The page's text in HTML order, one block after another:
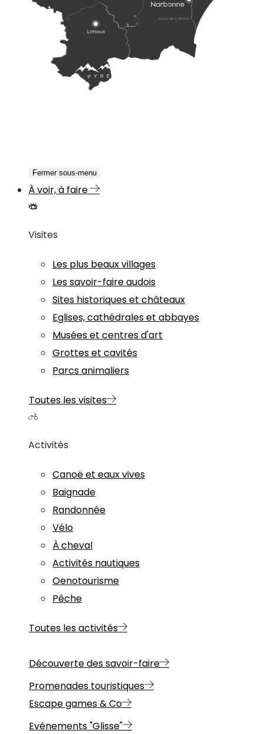
Fermer sous-menu
À voir, à faire
Visites
Les plus beaux villages
Les savoir-faire audois
Sites historiques et châteaux
Eglises, cathédrales et abbayes
Musées et centres d'art
Grottes et cavités
Parcs animaliers
Toutes les visites
Activités
Canoë et eaux vives
Baignade
Randonnée
Vélo
À cheval
Activités nautiques
Oenotourisme
Pêche
Toutes les activités
Découverte des savoir-faire
Promenades touristiques
Escape games & Co
Evénements "Glisse"